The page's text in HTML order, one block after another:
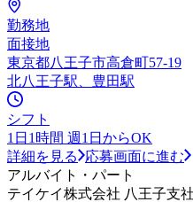
勤務地
面接地
東京都八王子市高倉町57-19
北八王子駅、豊田駅
シフト
1日1時間 週1日からOK
詳細を見る
応募画面に進む
アルバイト・パート
テイケイ株式会社 八王子支